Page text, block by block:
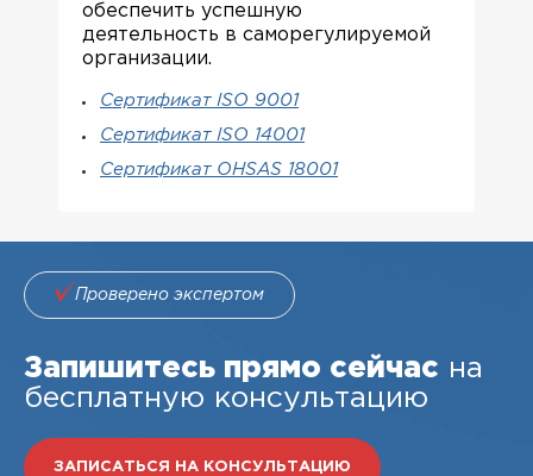
обеспечить успешную
деятельность в саморегулируемой
организации.
Сертификат ISO 9001
Сертификат ISO 14001
Сертификат OHSAS 18001
Проверено экспертом
Запишитесь прямо сейчас на
бесплатную консультацию
ЗАПИСАТЬСЯ НА КОНСУЛЬТАЦИЮ